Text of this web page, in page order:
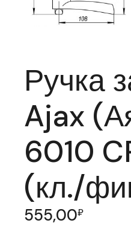
Ручка
Ajax
6010
(кл./
555,00₽